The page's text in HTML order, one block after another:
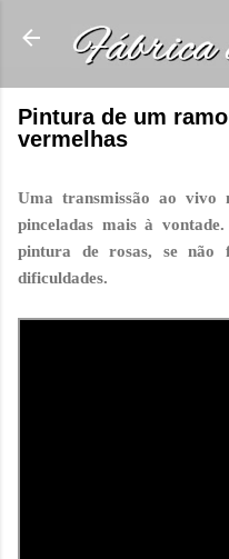
Pular para
Pintura de um
vermelhas
Uma transmissão ao vivo
pinceladas mais à
pintura de rosas, se não
dificuldades.